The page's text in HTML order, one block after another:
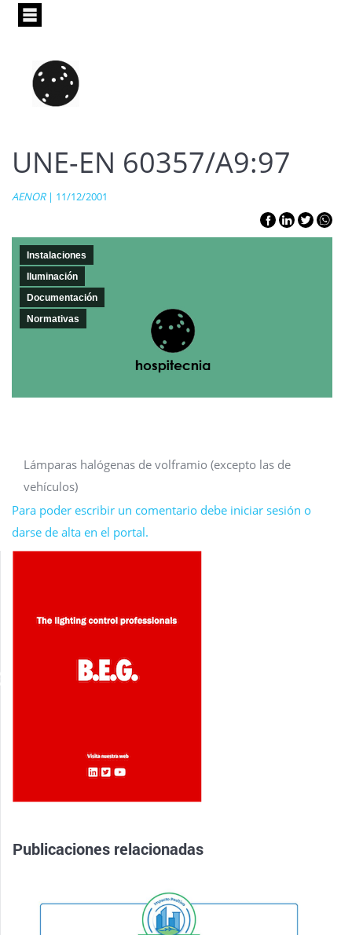
Pasar
principal
UNE-EN 60357/A9:97
AENOR| 11/12/2001
Instalaciones
Iluminación
Documentación
Normativas
Lámparas halógenas de volframio (excepto las de
vehículos)
Para poder escribir un comentario debe iniciar sesión o
darse de alta en el portal.
Publicaciones relacionadas